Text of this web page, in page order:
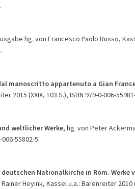
hg. von Francesco Paolo Russo,
manoscritto appartenuto a Gian
2015 (XXIX, 103 S.), ISBN 979-0-006-
weltlicher Werke, hg. von Peter
55802-5.
Nationalkirche in Rom. Werke
Heyink, Kassel u.a.: Bärenreiter 2010